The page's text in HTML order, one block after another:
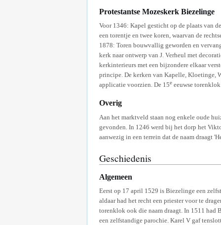
Protestantse Mozeskerk Biezelinge
Voor 1346: Kapel gesticht op de plaats van
een torentje en twee koren, waarvan de
1878: Toren bouwvallig geworden en
kerk naar ontwerp van J. Verheul met
kerkinterieurs met een bijzondere elkaar
principe. De kerken van Kapelle, Kloetinge,
applicatie voorzien. De 15e eeuwse
Overig
Aan het marktveld staan nog enkele oude
gevonden. In 1246 werd bij het dorp het
aanwezig in een terrein dat de naam draagt
Geschiedenis
Algemeen
Eerst op 17 april 1529 is Biezelinge een
aldaar had het recht een priester voor te
torenklok ook die naam draagt. In 1511 had
een zelfstandige parochie. Karel V gaf